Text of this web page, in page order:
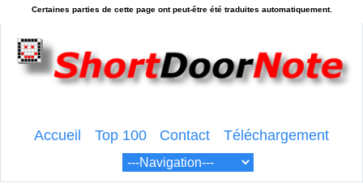
Accueil Top 100 Contact Téléchargement